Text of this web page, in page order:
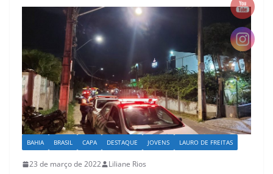
BAHIA BRASIL CAPA DESTAQUE JOVENS LAURO DE FREITAS
23 de março de 2022 Liliane Rios